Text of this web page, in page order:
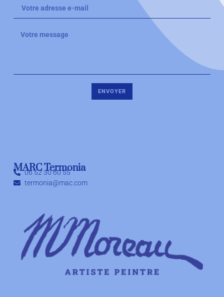
ENVOYER
MARC Termonia
06 52 30 60 55
termonia@mac.com